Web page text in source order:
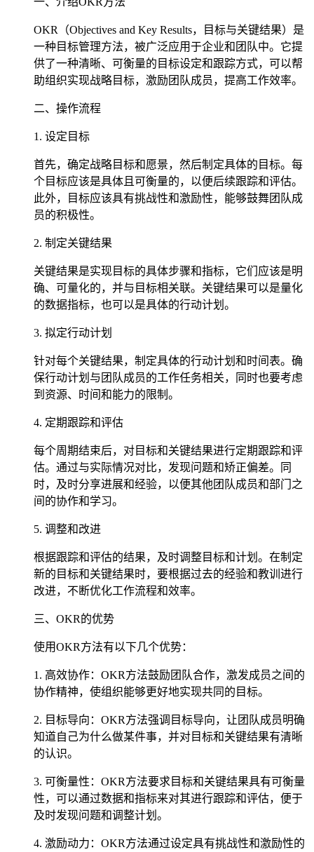
OKR（Objectives and Key Results，目标与关键结果）是
一种目标管理方法，被广泛应用于企业和团队中。它提
供了一种清晰、可衡量的目标设定和跟踪方式，可以帮
助组织实现战略目标，激励团队成员，提高工作效率。
二、操作流程
1. 设定目标
首先，确定战略目标和愿景，然后制定具体的目标。每
个目标应该是具体且可衡量的，以便后续跟踪和评估。
此外，目标应该具有挑战性和激励性，能够鼓舞团队成
员的积极性。
2. 制定关键结果
关键结果是实现目标的具体步骤和指标，它们应该是明
确、可量化的，并与目标相关联。关键结果可以是量化
的数据指标，也可以是具体的行动计划。
3. 拟定行动计划
针对每个关键结果，制定具体的行动计划和时间表。确
保行动计划与团队成员的工作任务相关，同时也要考虑
到资源、时间和能力的限制。
4. 定期跟踪和评估
每个周期结束后，对目标和关键结果进行定期跟踪和评
估。通过与实际情况对比，发现问题和矫正偏差。同
时，及时分享进展和经验，以便其他团队成员和部门之
间的协作和学习。
5. 调整和改进
根据跟踪和评估的结果，及时调整目标和计划。在制定
新的目标和关键结果时，要根据过去的经验和教训进行
改进，不断优化工作流程和效率。
三、OKR的优势
使用OKR方法有以下几个优势：
1. 高效协作：OKR方法鼓励团队合作，激发成员之间的
协作精神，使组织能够更好地实现共同的目标。
2. 目标导向：OKR方法强调目标导向，让团队成员明确
知道自己为什么做某件事，并对目标和关键结果有清晰
的认识。
3. 可衡量性：OKR方法要求目标和关键结果具有可衡量
性，可以通过数据和指标来对其进行跟踪和评估，便于
及时发现问题和调整计划。
4. 激励动力：OKR方法通过设定具有挑战性和激励性的